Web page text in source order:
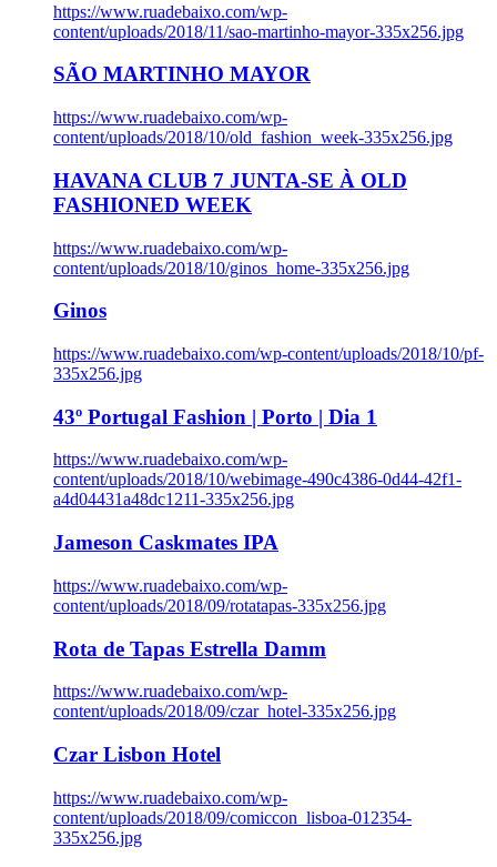
https://www.ruadebaixo.com/wp-
content/uploads/2018/11/sao-martinho-mayor-335x256.jpg
SÃO MARTINHO MAYOR
https://www.ruadebaixo.com/wp-
content/uploads/2018/10/old_fashion_week-335x256.jpg
HAVANA CLUB 7 JUNTA-SE À OLD
FASHIONED WEEK
https://www.ruadebaixo.com/wp-
content/uploads/2018/10/ginos_home-335x256.jpg
Ginos
https://www.ruadebaixo.com/wp-content/uploads/2018/10/pf-
335x256.jpg
43º Portugal Fashion | Porto | Dia 1
https://www.ruadebaixo.com/wp-
content/uploads/2018/10/webimage-490c4386-0d44-42f1-
a4d04431a48dc1211-335x256.jpg
Jameson Caskmates IPA
https://www.ruadebaixo.com/wp-
content/uploads/2018/09/rotatapas-335x256.jpg
Rota de Tapas Estrella Damm
https://www.ruadebaixo.com/wp-
content/uploads/2018/09/czar_hotel-335x256.jpg
Czar Lisbon Hotel
https://www.ruadebaixo.com/wp-
content/uploads/2018/09/comiccon_lisboa-012354-
335x256.jpg